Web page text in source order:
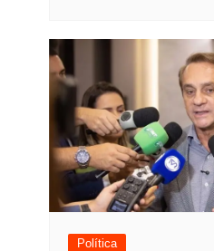
Política